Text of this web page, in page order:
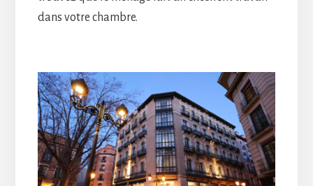
dans votre chambre.